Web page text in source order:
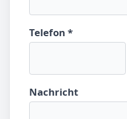
Telefon *
Nachricht